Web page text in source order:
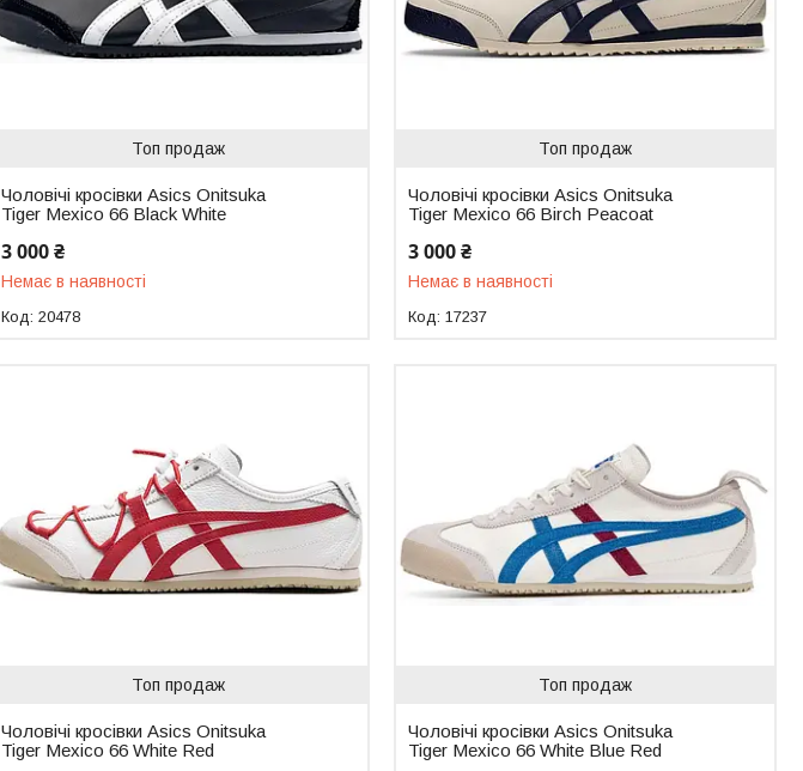
Топ продаж
Чоловічі кросівки Asics Onitsuka
Tiger Mexico 66 Black White
3 000 ₴
Немає в наявності
20478
Топ продаж
Чоловічі кросівки Asics Onitsuka
Tiger Mexico 66 Birch Peacoat
3 000 ₴
Немає в наявності
17237
Топ продаж
Чоловічі кросівки Asics Onitsuka
Tiger Mexico 66 White Red
Топ продаж
Чоловічі кросівки Asics Onitsuka
Tiger Mexico 66 White Blue Red